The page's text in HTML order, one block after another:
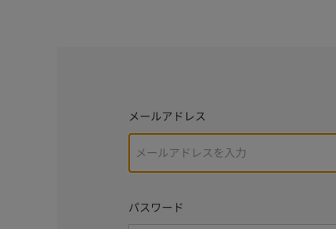
メールアドレス
パスワード